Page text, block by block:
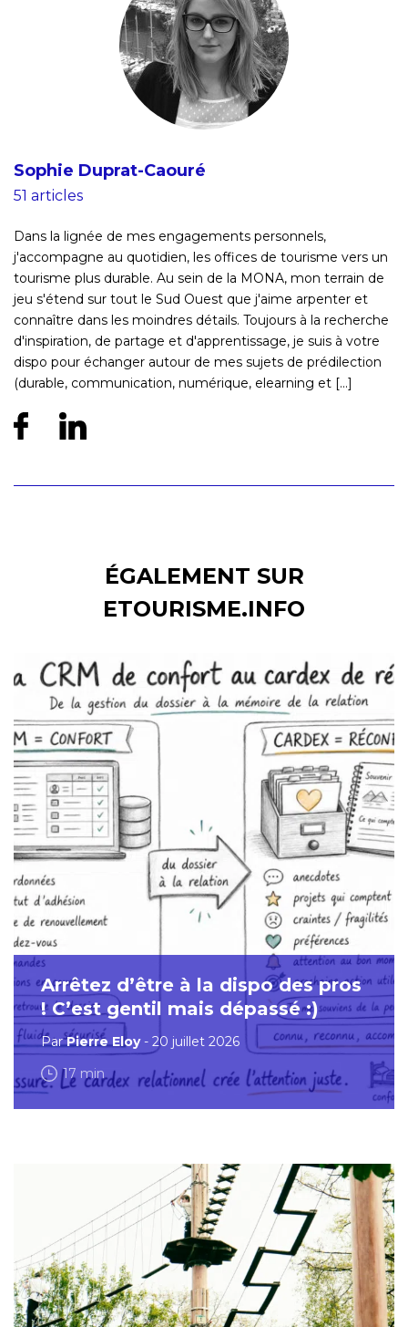
Sophie Duprat-Caouré
51 articles
Dans la lignée de mes engagements personnels,
j'accompagne au quotidien, les offices de tourisme vers un
tourisme plus durable. Au sein de la MONA, mon terrain de
jeu s'étend sur tout le Sud Ouest que j'aime arpenter et
connaître dans les moindres détails. Toujours à la recherche
d'inspiration, de partage et d'apprentissage, je suis à votre
dispo pour échanger autour de mes sujets de prédilection
(durable, communication, numérique, elearning et [...]
ÉGALEMENT SUR
ETOURISME.INFO
Arrêtez d’être à la dispo des pros
! C’est gentil mais dépassé :)
ParPierre Eloy- 20 juillet 2026
17 min